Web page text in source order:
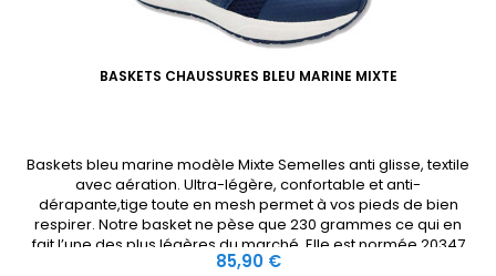
BASKETS CHAUSSURES BLEU MARINE MIXTE
Baskets bleu marine modèle Mixte Semelles anti glisse, textile
avec aération. Ultra-légère, confortable et anti-
dérapante,tige toute en mesh permet à vos pieds de bien
respirer. Notre basket ne pèse que 230 grammes ce qui en
fait l’une des plus légères du marché. Elle est normée 20347
SRC et normes additionnelles OB E SRC.Préconisation métiers
Prix
85,90 €